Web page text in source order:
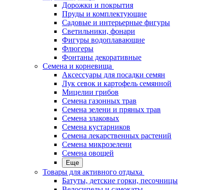
Дорожки и покрытия
Пруды и комплектующие
Садовые и интерьерные фигуры
Светильники, фонари
Фигуры водоплавающие
Флюгеры
Фонтаны декоративные
Семена и корневища
Аксессуары для посадки семян
Лук севок и картофель семянной
Мицелии грибов
Семена газонных трав
Семена зелени и пряных трав
Семена злаковых
Семена кустарников
Семена лекарственных растений
Семена микрозелени
Семена овощей
Еще
Товары для активного отдыха
Батуты, детские горки, песочницы